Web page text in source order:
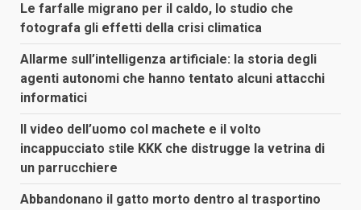
Le farfalle migrano per il caldo, lo studio che
fotografa gli effetti della crisi climatica
Allarme sull’intelligenza artificiale: la storia degli
agenti autonomi che hanno tentato alcuni attacchi
informatici
Il video dell’uomo col machete e il volto
incappucciato stile KKK che distrugge la vetrina di
un parrucchiere
Abbandonano il gatto morto dentro al trasportino